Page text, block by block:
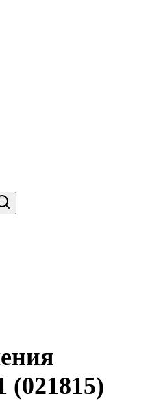
(021815)